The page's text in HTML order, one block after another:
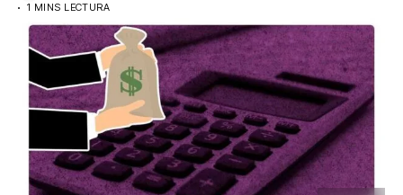
1 MINS LECTURA